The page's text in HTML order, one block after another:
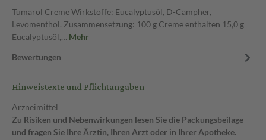
Tumarol Creme Wirkstoffe: Eucalyptusöl, D-Campher,
Levomenthol. Zusammensetzung: 100 g Creme enthalten 15,0 g
Eucalyptusöl,… Mehr
Bewertungen
Hinweistexte und Pflichtangaben
Arzneimittel
Zu Risiken und Nebenwirkungen lesen Sie die Packungsbeilage
und fragen Sie Ihre Ärztin, Ihren Arzt oder in Ihrer Apotheke.